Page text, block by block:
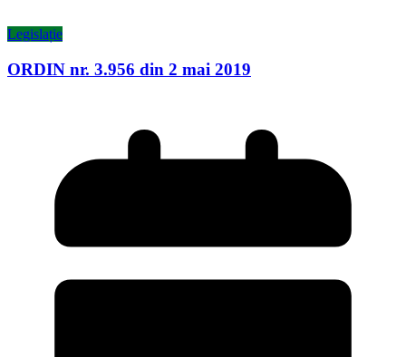
Legislație
ORDIN nr. 3.956 din 2 mai 2019